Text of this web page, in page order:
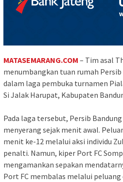
MATASEMARANG.COM – Tim asal
menumbangkan tuan rumah
dalam laga pembuka turnamen
Si Jalak Harupat, Kabupaten
Pada laga tersebut, Persib
menyerang sejak menit awal.
menit ke-12 melalui aksi individu
penalti. Namun, kiper Port FC
mengamankan sepakan
Port FC membalas melalui peluang